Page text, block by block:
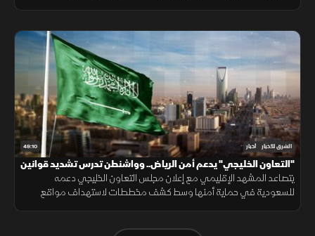
49:10 الشرق للأخبار أخبار
"التعاون الخليجي" يدعم أمن الرياض.. وواشنطن تدرس تشديد قوانين
الهجرة
يتصاعد المشهد الإقليمي مع إعلان مجلس التعاون الخليجي دعمه
للسعودية في حماية أمنها وسط كشف مخططات لاستهداف مواقع